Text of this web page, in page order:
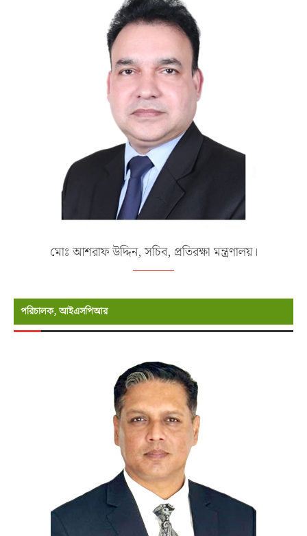
মোঃ আশরাফ উদ্দিন, সচিব, প্রতিরক্ষা মন্ত্রণালয়।
পরিচালক, আইএসপিআর